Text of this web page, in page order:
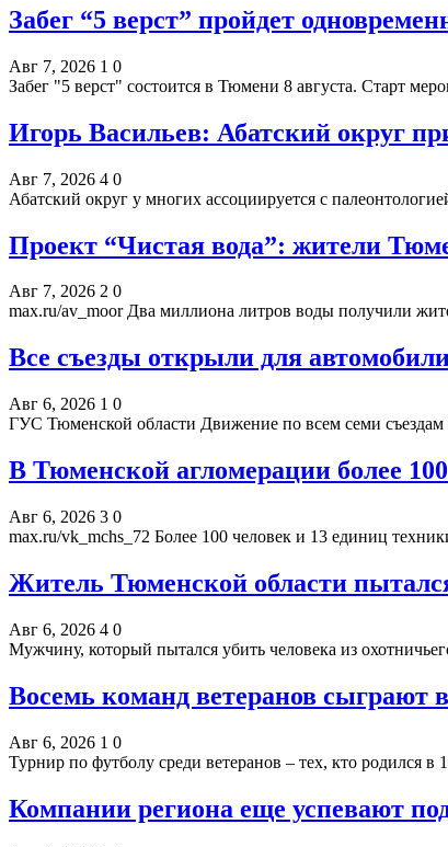
Забег “5 верст” пройдет
Авг 7, 2026 1 0
Забег "5 верст" состоится в Тюмени 8 августа. Старт
Игорь Васильев: Абатский округ
Авг 7, 2026 4 0
Абатский округ у многих ассоциируется с
Проект “Чистая вода”: жители
Авг 7, 2026 2 0
max.ru/av_moor Два миллиона литров воды получили
Все съезды открыли для
Авг 6, 2026 1 0
ГУС Тюменской области Движение по всем семи
В Тюменской агломерации более
Авг 6, 2026 3 0
max.ru/vk_mchs_72 Более 100 человек и 13 единиц
Житель Тюменской области
Авг 6, 2026 4 0
Мужчину, который пытался убить человека из
Восемь команд ветеранов сыграют
Авг 6, 2026 1 0
Турнир по футболу среди ветеранов – тех, кто родился
Компании региона еще успевают